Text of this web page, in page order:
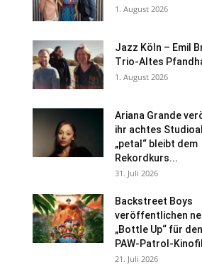
1. August 2026
Jazz Köln – Emil
Trio-Altes
1. August 2026
Ariana Grande
ihr achtes
„petal“ bleibt dem
Rekordkurs...
31. Juli 2026
Backstreet Boys
veröffentlichen
„Bottle Up“ für
PAW-Patrol-
21. Juli 2026